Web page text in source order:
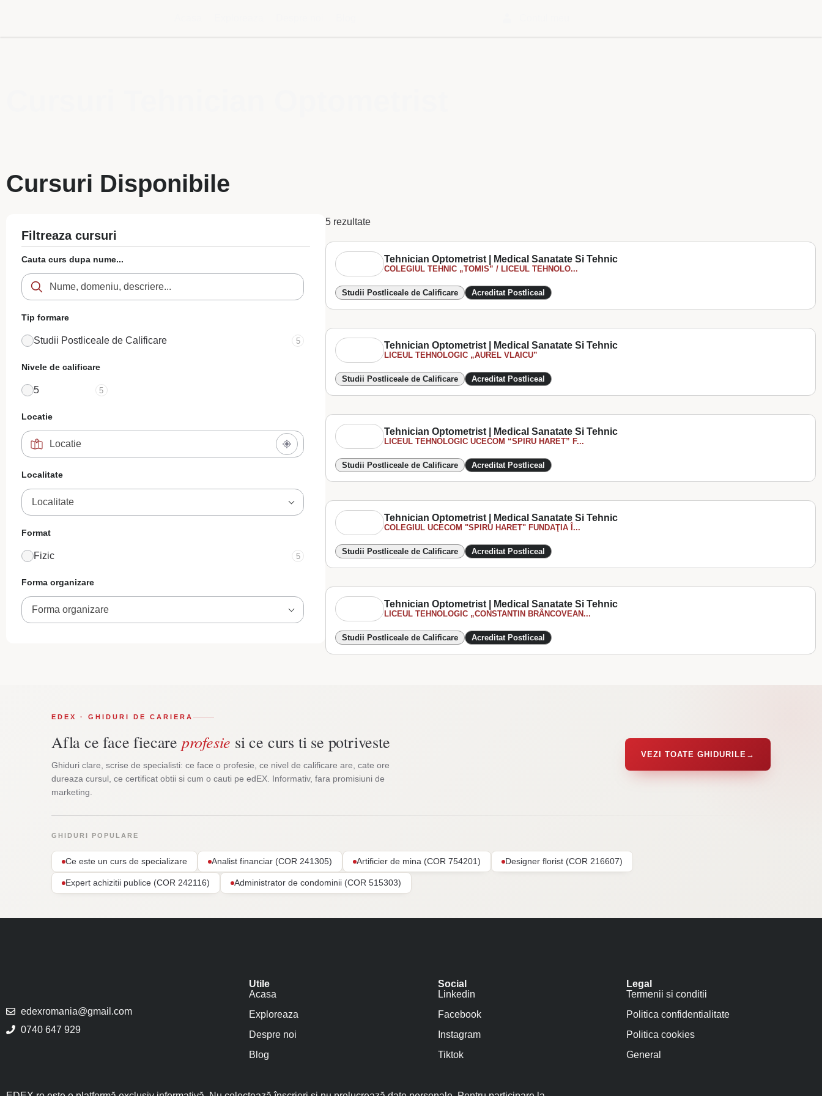
Cursuri Disponibile
Filtreaza cursuri
Cauta curs dupa nume...
Tip formare
Studii Postliceale de Calificare 5
Nivele de calificare
5 5
Locatie
Localitate
Localitate
Format
Fizic 5
Forma organizare
Forma organizare
5 rezultate
Tehnician Optometrist | Medical Sanatate Si Tehnic
COLEGIUL TEHNIC „TOMIS” / LICEUL TEHNOLO...
Studii Postliceale de Calificare Acreditat Postliceal
Tehnician Optometrist | Medical Sanatate Si Tehnic
LICEUL TEHNOLOGIC „AUREL VLAICU”
Studii Postliceale de Calificare Acreditat Postliceal
Tehnician Optometrist | Medical Sanatate Si Tehnic
LICEUL TEHNOLOGIC UCECOM “SPIRU HARET” F...
Studii Postliceale de Calificare Acreditat Postliceal
Tehnician Optometrist | Medical Sanatate Si Tehnic
COLEGIUL UCECOM "SPIRU HARET" FUNDAŢIA Î...
Studii Postliceale de Calificare Acreditat Postliceal
Tehnician Optometrist | Medical Sanatate Si Tehnic
LICEUL TEHNOLOGIC „CONSTANTIN BRÂNCOVEAN...
Studii Postliceale de Calificare Acreditat Postliceal
EDEX · GHIDURI DE CARIERA
Afla ce face fiecare profesie si ce curs ti se potriveste
Ghiduri clare, scrise de specialisti: ce face o profesie, ce nivel de calificare are, cate ore
dureaza cursul, ce certificat obtii si cum o cauti pe edEX. Informativ, fara promisiuni de
marketing.
VEZI TOATE GHIDURILE →
GHIDURI POPULARE
Ce este un curs de specializare Analist financiar (COR 241305) Artificier de mina (COR 754201) Designer florist (COR 216607)
Expert achizitii publice (COR 242116) Administrator de condominii (COR 515303)
edexromania@gmail.com
0740 647 929
Utile
Acasa
Exploreaza
Despre noi
Blog
Social
Linkedin
Facebook
Instagram
Tiktok
Legal
Termenii si conditii
Politica confidentialitate
Politica cookies
General